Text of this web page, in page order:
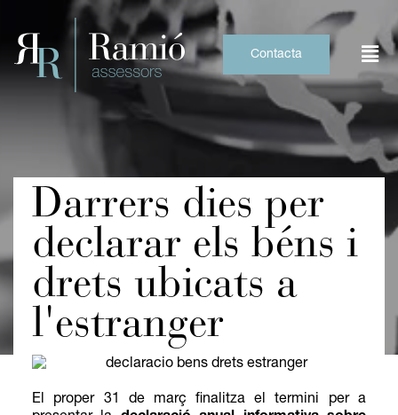
content
Contacta
Darrers dies per
declarar els béns i
drets ubicats a
l'estranger
El proper 31 de març finalitza el termini per a